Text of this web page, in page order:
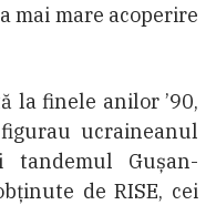
mai mare acoperire
la finele anilor ’90,
ucraineanul
tandemul Gușan-
de RISE, cei